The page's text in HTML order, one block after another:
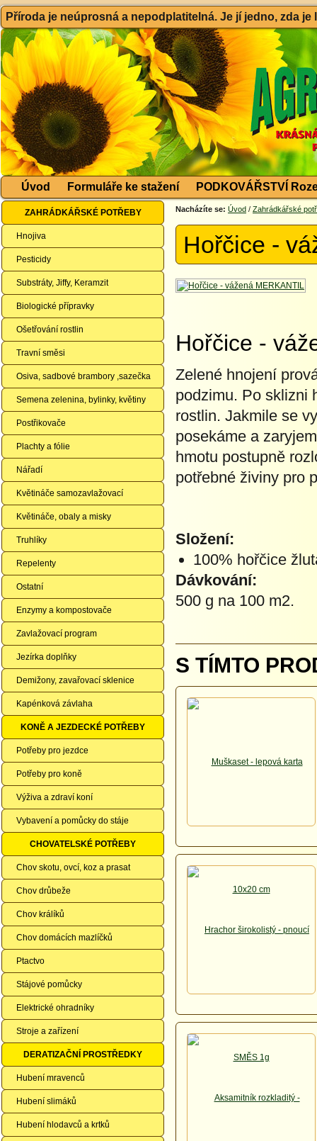
Příroda je neúprosná a nepodplatitelná. Je jí jedno, zda
Úvod Formuláře ke stažení PODKOVÁŘSTVÍ
ZAHRÁDKÁŘSKÉ POTŘEBY
Hnojiva
Pesticidy
Substráty, Jiffy, Keramzit
Biologické přípravky
Ošetřování rostlin
Travní směsi
Osiva, sadbové brambory ,sazečka
Semena zelenina, bylinky, květiny
Postřikovače
Plachty a fólie
Nářadí
Květináče samozavlažovací
Květináče, obaly a misky
Truhlíky
Repelenty
Ostatní
Enzymy a kompostovače
Zavlažovací program
Jezírka doplňky
Demižony, zavařovací sklenice
Kapénková závlaha
KONĚ A JEZDECKÉ POTŘEBY
Potřeby pro jezdce
Potřeby pro koně
Výživa a zdraví koní
Vybavení a pomůcky do stáje
CHOVATELSKÉ POTŘEBY
Chov skotu, ovcí, koz a prasat
Chov drůbeže
Chov králíků
Chov domácích mazlíčků
Ptactvo
Stájové pomůcky
Elektrické ohradníky
Stroje a zařízení
DERATIZAČNÍ PROSTŘEDKY
Hubení mravenců
Hubení slimáků
Hubení hlodavců a krtků
Nacházíte se: Úvod / Zahrádkářské
Hořčice -
Hořčice -
Zelené hnojení
podzimu. Po sklizni
rostlin. Jakmile se
posekáme a
hmotu postupně
potřebné živiny pro
Složení:
100% hořčice
Dávkování:
500 g na 100 m2.
S TÍMTO